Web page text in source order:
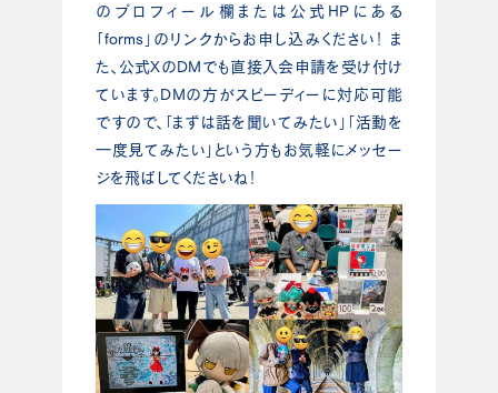
のプロフィール欄または公式HPにある
「forms」のリンクからお申し込みください！ ま
た、公式XのDMでも直接入会申請を受け付け
ています。DMの方がスピーディーに対応可能
ですので、「まずは話を聞いてみたい」「活動を
一度見てみたい」という方もお気軽にメッセー
ジを飛ばしてくださいね！